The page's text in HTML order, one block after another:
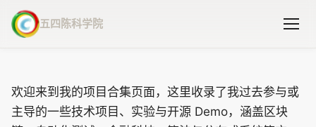
五四陈科学院
欢迎来到我的项目合集页面，这里收录了我过去参与或
主导的一些技术项目、实验与开源 Demo，涵盖区块